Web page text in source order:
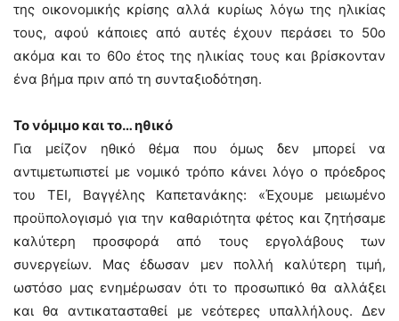
της οικονομικής κρίσης αλλά κυρίως λόγω της ηλικίας
τους, αφού κάποιες από αυτές έχουν περάσει το 50ο
ακόμα και το 60ο έτος της ηλικίας τους και βρίσκονταν
ένα βήμα πριν από τη συνταξιοδότηση.
Το νόμιμο και το… ηθικό
Για μείζον ηθικό θέμα που όμως δεν μπορεί να
αντιμετωπιστεί με νομικό τρόπο κάνει λόγο ο πρόεδρος
του ΤΕΙ, Βαγγέλης Καπετανάκης: «Έχουμε μειωμένο
προϋπολογισμό για την καθαριότητα φέτος και ζητήσαμε
καλύτερη προσφορά από τους εργολάβους των
συνεργείων. Μας έδωσαν μεν πολλή καλύτερη τιμή,
ωστόσο μας ενημέρωσαν ότι το προσωπικό θα αλλάξει
και θα αντικατασταθεί με νεότερες υπαλλήλους. Δεν